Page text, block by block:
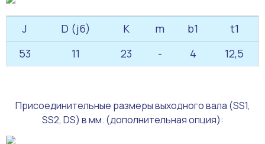
J D (j6) K m b1
t1
53
11 23 - 4 12,5
Присоединительные размеры выходного вала (SS1,
SS2, DS) в мм. (дополнительная опция):